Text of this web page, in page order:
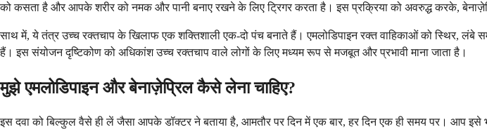
को कसता है और आपके शरीर को नमक और पानी बनाए रखने के लिए ट्रिगर करता है। इस प्रक्रिया को अवरुद्ध करके,
साथ में, ये तंत्र उच्च रक्तचाप के खिलाफ एक शक्तिशाली एक-दो पंच बनाते हैं। एमलोडिपाइन रक्त वाहिकाओं को स्थिर, लंबे
हैं। इस संयोजन दृष्टिकोण को अधिकांश उच्च रक्तचाप वाले लोगों के लिए मध्यम रूप से मजबूत और प्रभावी माना जाता है।
मुझे एमलोडिपाइन और बेनाज़ेप्रिल कैसे लेना चाहिए?
इस दवा को बिल्कुल वैसे ही लें जैसा आपके डॉक्टर ने बताया है, आमतौर पर दिन में एक बार, हर दिन एक ही समय पर। आप